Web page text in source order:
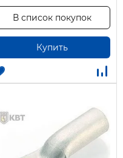
Купить
В список покупок